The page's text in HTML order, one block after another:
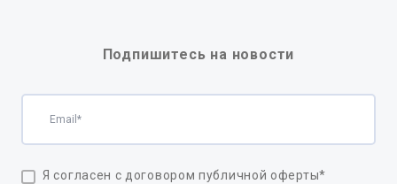
Подпишитесь на новости
Я согласен с договором публичной оферты*